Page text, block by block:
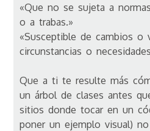
«Que no se sujeta a
o a trabas.»
«Susceptible de cambios o
circunstancias o
Que a ti te resulte más
un árbol de clases antes
sitios donde tocar en un
poner un ejemplo visual)